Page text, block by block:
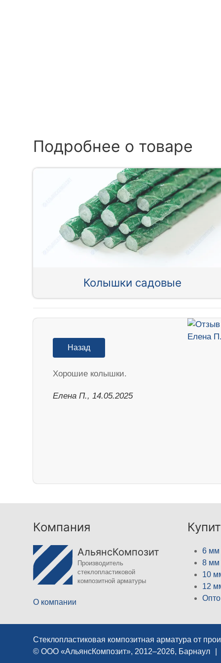
Подробнее о товаре
Колышки садовые
Назад
Хорошие колышки.
Елена П., 14.05.2025
Компания
АльянсКомпозит
Производитель
стеклопластиковой
композитной арматуры
О компании
6 мм
8 мм
10
12
Стеклопластиковая композитная арматура от
© ООО «АльянсКомпозит», 2012–2026, Барнаул